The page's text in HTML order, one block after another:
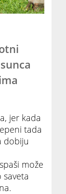
jer kada
tada
dobiju
može